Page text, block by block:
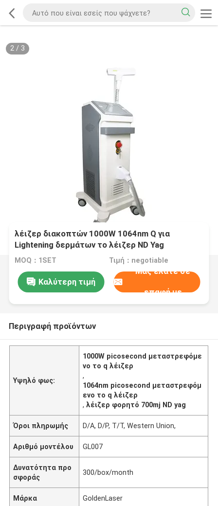
2/ 3
λέιζερ διακοπτών 1000W 1064nm Q για
Lightening δερμάτων το λέιζερ ND Yag
αφαίρεσης δερματοστιξιών φορητό
MOQ：1SET Τιμή：negotiable
Καλύτερη τιμή
Μας ελάτε σε
επαφή με
Περιγραφή προϊόντων
Υψηλό φως:
1000W picosecond μεταστρεφόμε
νο το q λέιζερ
,
1064nm picosecond μεταστρεφόμ
ενο το q λέιζερ
,λέιζερ φορητό 700mj ND yag
Όροι πληρωμής D/A, D/P, T/T, Western Union,
Αριθμό μοντέλου GL007
Δυνατότητα προ
σφοράς
300/box/month
Μάρκα GoldenLaser